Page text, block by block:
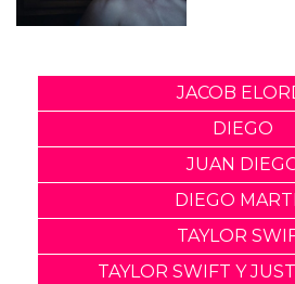
JACOB
DIEGO
JUAN
DIEGO
TAYLOR
TAYLOR SWIFT Y